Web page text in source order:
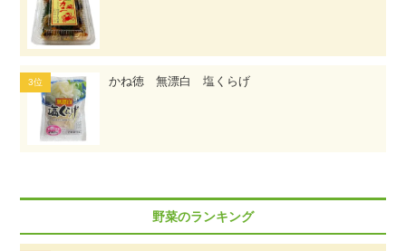
かね徳 無漂白 塩くらげ
野菜のランキング